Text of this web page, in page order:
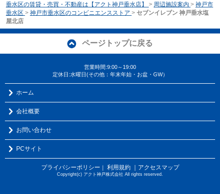
垂水区の賃貸・売買・不動産は【アクト神戸垂水店】 > 周辺施設案内 > 神戸市
垂水区 > 神戸市垂水区のコンビニエンスストア > セブンイレブン 神戸垂水塩
屋北店
ページトップに戻る
営業時間:9:00～19:00
定休日:水曜日(その他：年末年始・お盆・GW）
ホーム
会社概要
お問い合わせ
PCサイト
プライバシーポリシー ｜ 利用規約 ｜アクセスマップ
Copyright(c) アクト神戸株式会社 All rights reserved.